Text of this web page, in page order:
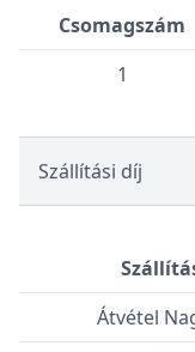
Csomagszám
1
Szállítási díj
Átvétel